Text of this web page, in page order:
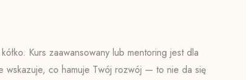
Kurs zaawansowany lub mentoring jest dla
wskazuje, co hamuje Twój rozwój — to nie da się